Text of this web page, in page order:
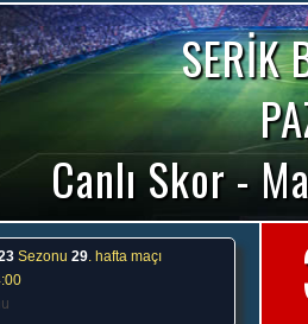
SERİK
Canlı Skor -
Sezonu 29. hafta maçı